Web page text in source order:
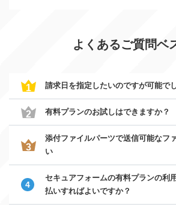
よくあるご質問ベ
請求日を指定したいのですが可能で
有料プランのお試しはできますか？
添付ファイルパーツで送信可能なフ
い
セキュアフォームの有料プランの利
払いすればよいですか？